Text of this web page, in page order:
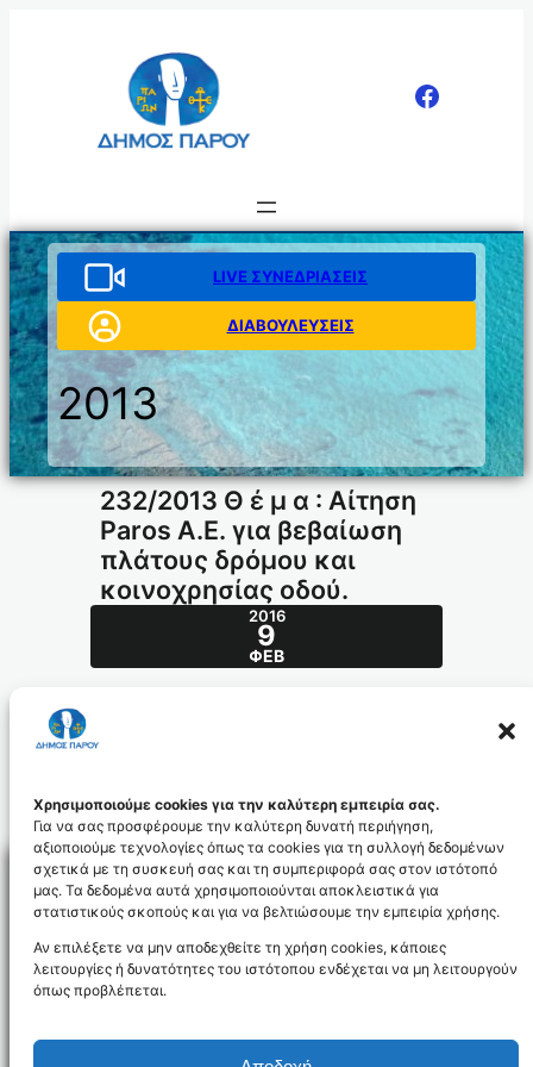
Χρησιμοποιούμε cookies για την καλύτερη εμπειρία σας.
Για να σας προσφέρουμε την καλύτερη δυνατή περιήγηση,
αξιοποιούμε τεχνολογίες όπως τα cookies για τη συλλογή δεδομένων
σχετικά με τη συσκευή σας και τη συμπεριφορά σας στον ιστότοπό
μας. Τα δεδομένα αυτά χρησιμοποιούνται αποκλειστικά για
στατιστικούς σκοπούς και για να βελτιώσουμε την εμπειρία χρήσης.
Αν επιλέξετε να μην αποδεχθείτε τη χρήση cookies, κάποιες
λειτουργίες ή δυνατότητες του ιστότοπου ενδέχεται να μη λειτουργούν
όπως προβλέπεται.
LIVE ΣΥΝΕΔΡΙΑΣΕΙΣ
ΔΙΑΒΟΥΛΕΥΣΕΙΣ
2013
232/2013 Θ έ μ α : Αίτηση
Paros Α.Ε. για βεβαίωση
πλάτους δρόμου και
κοινοχρησίας οδού.
2016
9
ΦΕΒ
232_2013_id3816
NEWSLETTER